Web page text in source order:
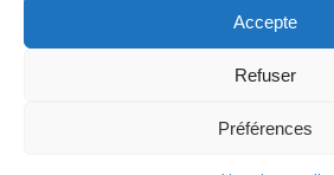
Accepte
Refuser
Préférences
© Elèctrica Pintó SL. Tous droits réservés.